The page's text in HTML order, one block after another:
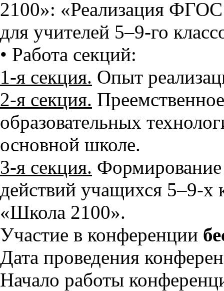
2100»: «Реализация
для учителей 5–9-го
• Работа секций:
1-я секция. Опыт
2-я секция.
образовательных
основной школе.
3-я секция.
действий учащихся 5–9-
«Школа 2100».
Участие в конференции
Дата проведения
Начало работы